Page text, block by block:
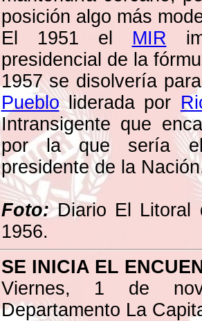
posición algo más
El 1951 el MIR
presidencial de la
1957 se disolvería
Puebloliderada por
Intransigente que
por la que sería
presidente de la
Foto:Diario El Litoral
1956.
SE INICIA EL
Viernes, 1 de
Departamento La